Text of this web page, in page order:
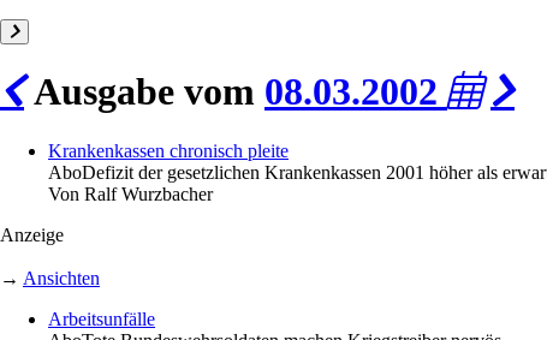
Ausgabe vom 08.03.2002
Krankenkassen chronisch pleite
AboDefizit der gesetzlichen Krankenkassen 2001 höher als
Von Ralf Wurzbacher
Anzeige
→ Ansichten
Arbeitsunfälle